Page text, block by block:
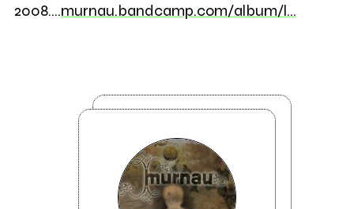
2008....murnau.bandcamp.com/album/l…